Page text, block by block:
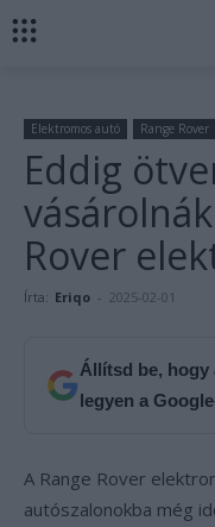
Elektromos autó Range Rover
Eddig
Rover
Írta: Eriqo - 2025-02-01
Állítsd be, hogy
legyen a
A Range Rover
autószalonokba még